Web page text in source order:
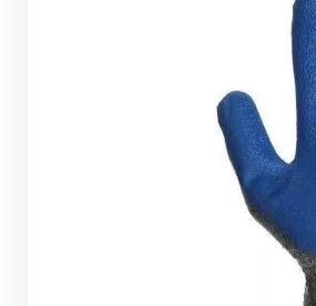
Грунтовки, ПВА, спец.
Герметики, жидкие гвозди,
Саморезы, дюбеля, шурупы
Инструмент и оборудование